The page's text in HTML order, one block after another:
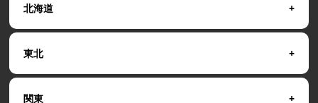
北海道
東北
関東